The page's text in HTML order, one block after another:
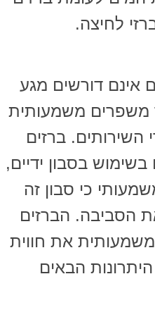
אינם דורשים מגע
משפרים משמעותית
השירותים. ברזים
בסבון ידיים,
כי סבון זה
הסביבה. הברזים
את חווית
הבאים